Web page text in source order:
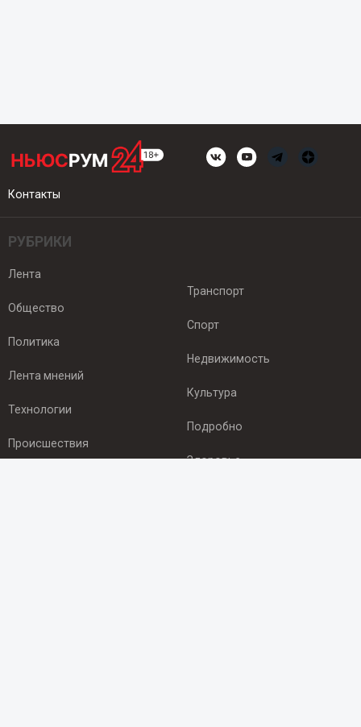
Контакты
РУБРИКИ
Лента
Общество
Политика
Лента мнений
Технологии
Происшествия
Транспорт
Спорт
Недвижимость
Культура
Подробно
Здоровье